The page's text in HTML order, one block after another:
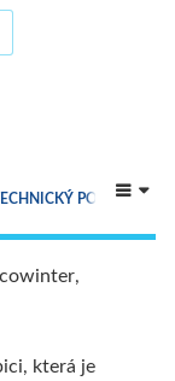
 
POPIS
která je